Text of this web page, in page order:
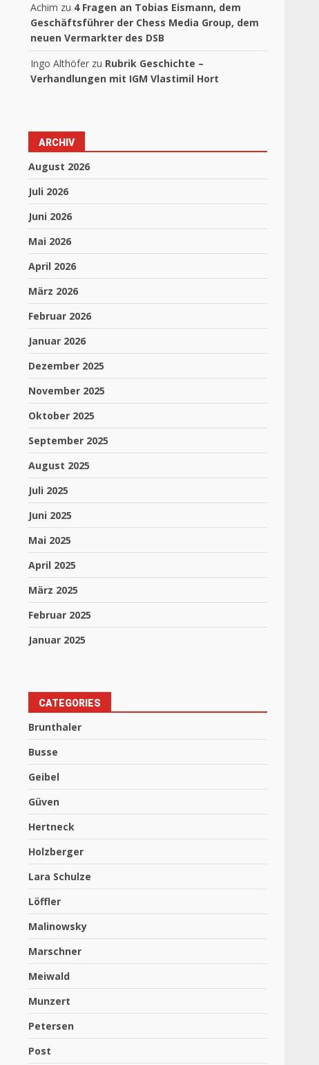
Achim zu 4 Fragen an Tobias Eismann, dem
Geschäftsführer der Chess Media Group, dem
neuen Vermarkter des DSB
Ingo Althöfer zu Rubrik Geschichte –
Verhandlungen mit IGM Vlastimil Hort
ARCHIV
August 2026
Juli 2026
Juni 2026
Mai 2026
April 2026
März 2026
Februar 2026
Januar 2026
Dezember 2025
November 2025
Oktober 2025
September 2025
August 2025
Juli 2025
Juni 2025
Mai 2025
April 2025
März 2025
Februar 2025
Januar 2025
CATEGORIES
Brunthaler
Busse
Geibel
Güven
Hertneck
Holzberger
Lara Schulze
Löffler
Malinowsky
Marschner
Meiwald
Munzert
Petersen
Post